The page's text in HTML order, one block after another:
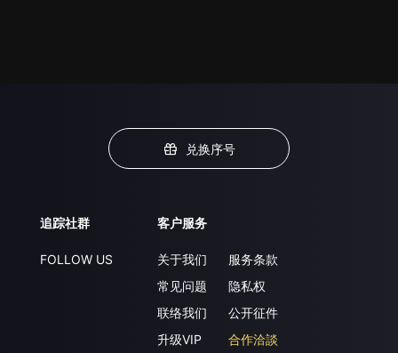
兑换序号
追踪社群
FOLLOW US
客户服务
关于我们
常见问题
联络我们
升级VIP
服务条款
隐私权
公开征件
合作洽談